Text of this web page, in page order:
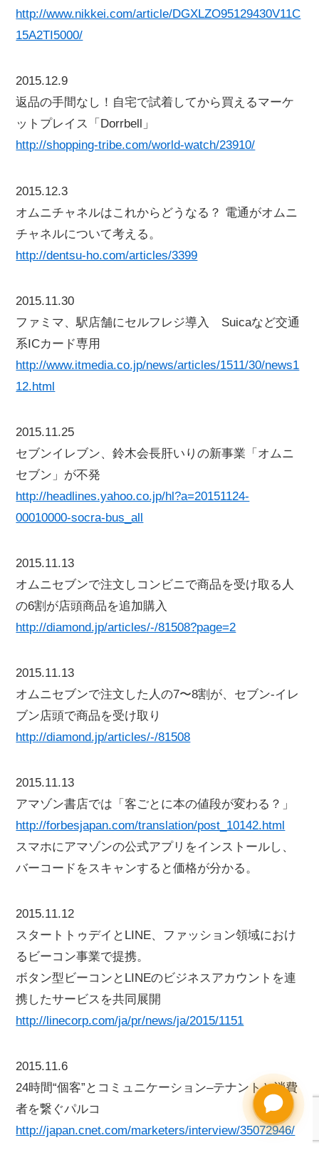
http://www.nikkei.com/article/DGXLZO95129430V11C
15A2TI5000/
2015.12.9
返品の手間なし！自宅で試着してから買えるマーケ
ットプレイス「Dorrbell」
http://shopping-tribe.com/world-watch/23910/
2015.12.3
オムニチャネルはこれからどうなる？ 電通がオムニ
チャネルについて考える。
http://dentsu-ho.com/articles/3399
2015.11.30
ファミマ、駅店舗にセルフレジ導入 Suicaなど交通
系ICカード専用
http://www.itmedia.co.jp/news/articles/1511/30/news1
12.html
2015.11.25
セブンイレブン、鈴木会長肝いりの新事業「オムニ
セブン」が不発
http://headlines.yahoo.co.jp/hl?a=20151124-
00010000-socra-bus_all
2015.11.13
オムニセブンで注文しコンビニで商品を受け取る人
の6割が店頭商品を追加購入
http://diamond.jp/articles/-/81508?page=2
2015.11.13
オムニセブンで注文した人の7〜8割が、セブン-イレ
ブン店頭で商品を受け取り
http://diamond.jp/articles/-/81508
2015.11.13
アマゾン書店では「客ごとに本の値段が変わる？」
http://forbesjapan.com/translation/post_10142.html
スマホにアマゾンの公式アプリをインストールし、
バーコードをスキャンすると価格が分かる。
2015.11.12
スタートトゥデイとLINE、ファッション領域におけ
るビーコン事業で提携。
ボタン型ビーコンとLINEのビジネスアカウントを連
携したサービスを共同展開
http://linecorp.com/ja/pr/news/ja/2015/1151
2015.11.6
24時間“個客”とコミュニケーション–テナントと消費
者を繋ぐパルコ
http://japan.cnet.com/marketers/interview/35072946/